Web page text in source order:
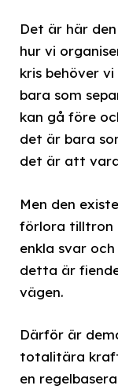
Det är här
hur vi
kris behöver
bara som
kan gå före
det är bara
det är att
Men den
förlora tilltron
enkla svar
detta är
vägen.
Därför är
totalitära
en